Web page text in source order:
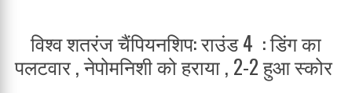
विश्व शतरंज चैंपियनशिप: राउंड 4 : डिंग का
पलटवार , नेपोमनिशी को हराया , 2-2 हुआ स्कोर